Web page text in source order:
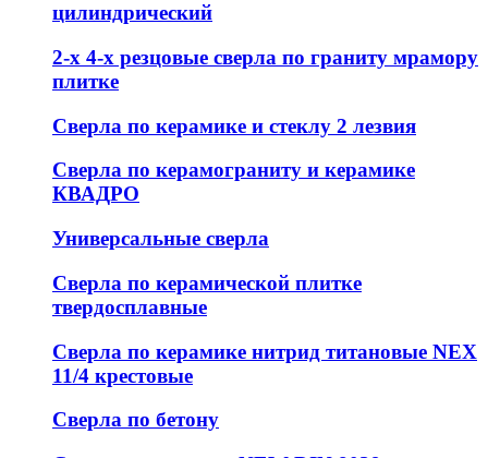
цилиндрический
2-х 4-х резцовые сверла по граниту мрамору
плитке
Сверла по керамике и стеклу 2 лезвия
Сверла по керамограниту и керамике
КВАДРО
Универсальные сверла
Сверла по керамической плитке
твердосплавные
Сверла по керамике нитрид титановые NEX
11/4 крестовые
Сверла по бетону